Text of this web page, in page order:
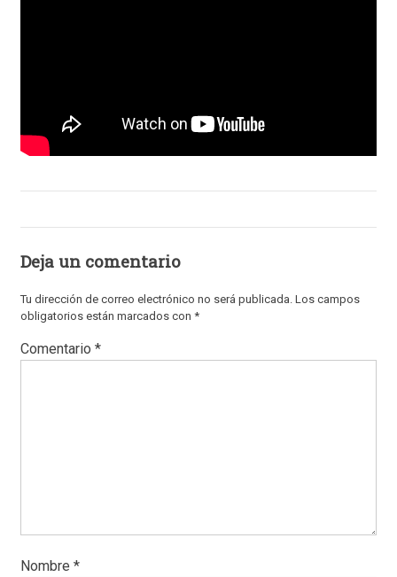
Deja un comentario
Tu dirección de correo electrónico no será publicada. Los campos
obligatorios están marcados con *
Comentario *
Nombre *